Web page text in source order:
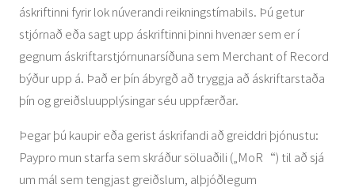
áskriftinni fyrir lok núverandi reikningstímabils. Þú getur
stjórnað eða sagt upp áskriftinni þinni hvenær sem er í
gegnum áskriftarstjórnunarsíðuna sem Merchant of Record
býður upp á. Það er þín ábyrgð að tryggja að áskriftarstaða
þín og greiðsluupplýsingar séu uppfærðar.
Þegar þú kaupir eða gerist áskrifandi að greiddri þjónustu:
Paypro mun starfa sem skráður söluaðili („MoR“) til að sjá
um mál sem tengjast greiðslum, alþjóðlegum